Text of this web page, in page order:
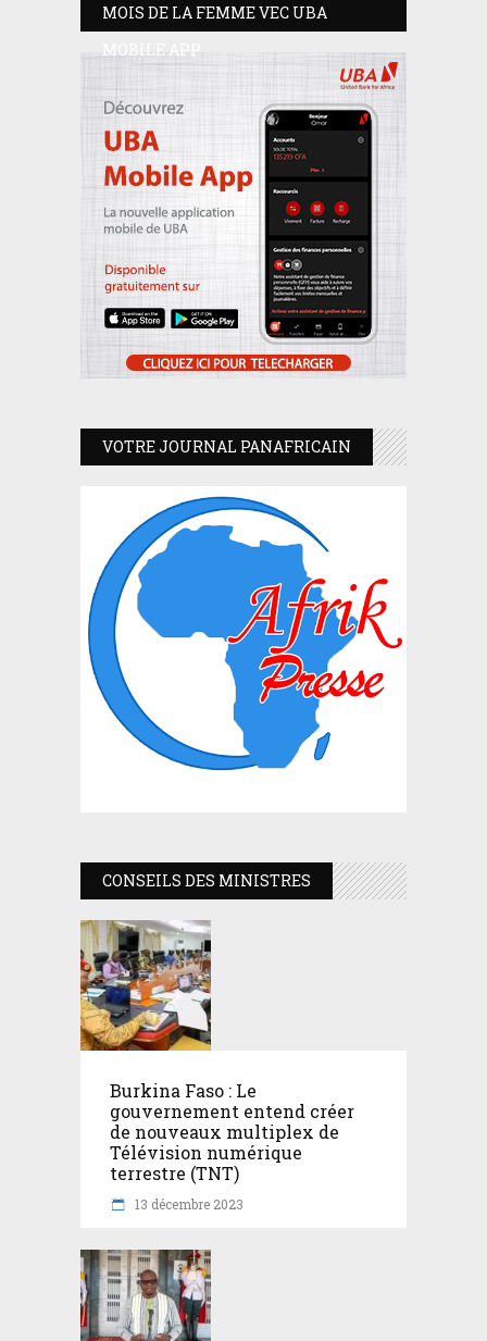
MOIS DE LA FEMME VEC UBA
MOBILE APP
VOTRE JOURNAL PANAFRICAIN
CONSEILS DES MINISTRES
Burkina Faso : Le
gouvernement entend créer
de nouveaux multiplex de
Télévision numérique
terrestre (TNT)
13 décembre 2023